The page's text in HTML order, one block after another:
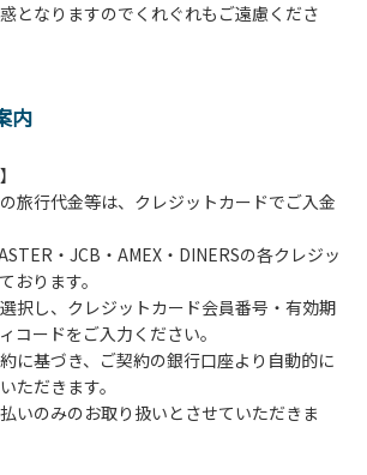
。チェックインの手続きを行っていない
た場合は、必ず手続きを行ってくださ
にゴミステーションに出してください。
願いします。
地面での直火による焚き火、キャンプフ
式花火、テントサウナの設置
を流れる歴舟川は、上流で雨が降ると短
で遊んでいると大変危険な状態になりや
により人が流される事故が数件起きてい
となりますのでくれぐれもご遠慮くださ
内
旅行代金等は、クレジットカードでご入金
・JCB・AMEX・DINERSの各クレジッ
おります。
択し、クレジットカード会員番号・有効期
コードをご入力ください。
に基づき、ご契約の銀行口座より自動的に
ただきます。
いのみのお取り扱いとさせていただきま